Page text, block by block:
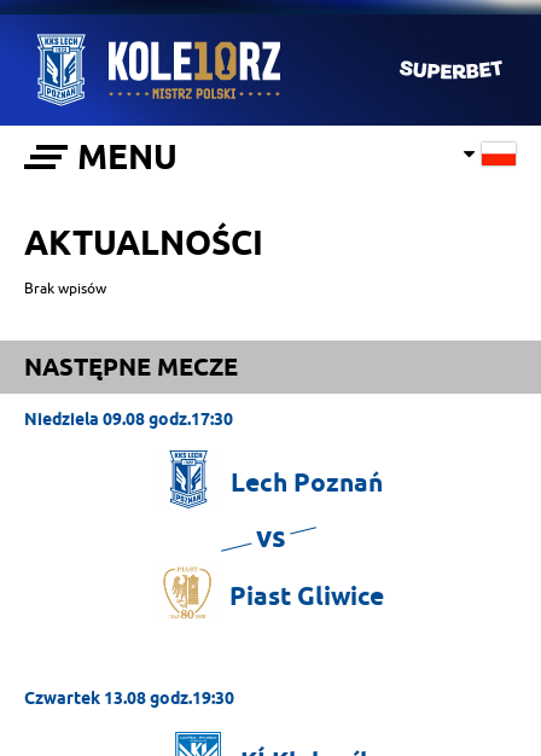
MENU
AKTUALNOŚCI
Brak wpisów
NASTĘPNE MECZE
Niedziela 09.08 godz.17:30
Lech Poznań
vs
Piast Gliwice
Czwartek 13.08 godz.19:30